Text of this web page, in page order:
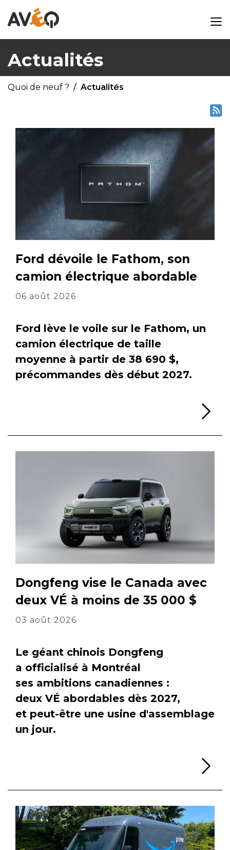
Actualités
Quoi de neuf ? Actualités
Ford dévoile le Fathom, son
camion électrique abordable
06 août 2026
Ford lève le voile sur le Fathom, un
camion électrique de taille
moyenne à partir de 38 690 $,
précommandes dès début 2027.
Dongfeng vise le Canada avec
deux VÉ à moins de 35 000 $
03 août 2026
Le géant chinois Dongfeng
a officialisé à Montréal
ses ambitions canadiennes :
deux VÉ abordables dès 2027,
et peut-être une usine d'assemblage
un jour.